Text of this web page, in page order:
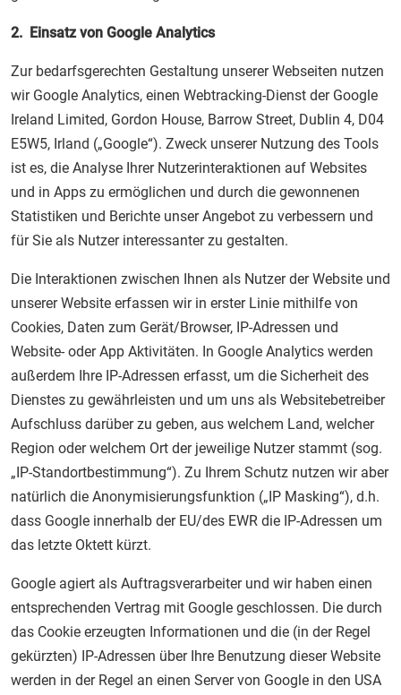
2. Einsatz von Google Analytics
Zur bedarfsgerechten Gestaltung unserer Webseiten nutzen
wir Google Analytics, einen Webtracking-Dienst der Google
Ireland Limited, Gordon House, Barrow Street, Dublin 4, D04
E5W5, Irland („Google“). Zweck unserer Nutzung des Tools
ist es, die Analyse Ihrer Nutzerinteraktionen auf Websites
und in Apps zu ermöglichen und durch die gewonnenen
Statistiken und Berichte unser Angebot zu verbessern und
für Sie als Nutzer interessanter zu gestalten.
Die Interaktionen zwischen Ihnen als Nutzer der Website und
unserer Website erfassen wir in erster Linie mithilfe von
Cookies, Daten zum Gerät/Browser, IP-Adressen und
Website- oder App Aktivitäten. In Google Analytics werden
außerdem Ihre IP-Adressen erfasst, um die Sicherheit des
Dienstes zu gewährleisten und um uns als Websitebetreiber
Aufschluss darüber zu geben, aus welchem Land, welcher
Region oder welchem Ort der jeweilige Nutzer stammt (sog.
„IP-Standortbestimmung“). Zu Ihrem Schutz nutzen wir aber
natürlich die Anonymisierungsfunktion („IP Masking“), d.h.
dass Google innerhalb der EU/des EWR die IP-Adressen um
das letzte Oktett kürzt.
Google agiert als Auftragsverarbeiter und wir haben einen
entsprechenden Vertrag mit Google geschlossen. Die durch
das Cookie erzeugten Informationen und die (in der Regel
gekürzten) IP-Adressen über Ihre Benutzung dieser Website
werden in der Regel an einen Server von Google in den USA